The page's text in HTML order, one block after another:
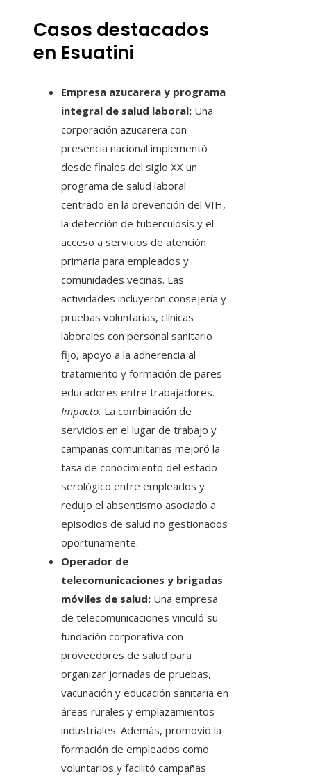
Casos destacados
en Esuatini
Empresa azucarera y programa
integral de salud laboral: Una
corporación azucarera con
presencia nacional implementó
desde finales del siglo XX un
programa de salud laboral
centrado en la prevención del VIH,
la detección de tuberculosis y el
acceso a servicios de atención
primaria para empleados y
comunidades vecinas. Las
actividades incluyeron consejería y
pruebas voluntarias, clínicas
laborales con personal sanitario
fijo, apoyo a la adherencia al
tratamiento y formación de pares
educadores entre trabajadores.
Impacto. La combinación de
servicios en el lugar de trabajo y
campañas comunitarias mejoró la
tasa de conocimiento del estado
serológico entre empleados y
redujo el absentismo asociado a
episodios de salud no gestionados
oportunamente.
Operador de
telecomunicaciones y brigadas
móviles de salud: Una empresa
de telecomunicaciones vinculó su
fundación corporativa con
proveedores de salud para
organizar jornadas de pruebas,
vacunación y educación sanitaria en
áreas rurales y emplazamientos
industriales. Además, promovió la
formación de empleados como
voluntarios y facilitó campañas